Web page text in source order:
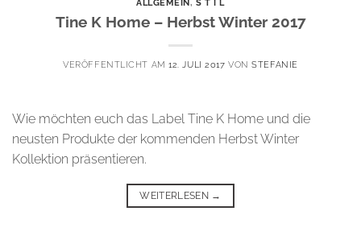
ALLGEMEIN,S T I L
Tine K Home – Herbst Winter 2017
VERÖFFENTLICHT AM12. JULI 2017 VONSTEFANIE
Wie möchten euch das Label Tine K Home und die
neusten Produkte der kommenden Herbst Winter
Kollektion präsentieren.
WEITERLESEN →